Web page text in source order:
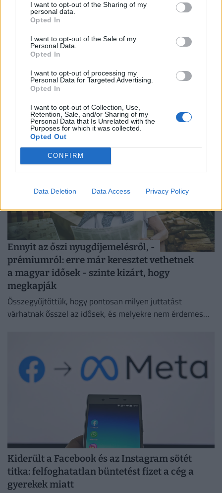
I want to opt-out of the Sharing of my
personal data.
Opted In
I want to opt-out of the Sale of my
Personal Data.
Opted In
I want to opt-out of processing my
Personal Data for Targeted Advertising.
Opted In
I want to opt-out of Collection, Use,
Retention, Sale, and/or Sharing of my
Personal Data that Is Unrelated with the
Purposes for which it was collected.
Opted Out
CONFIRM
Data Deletion Data Access Privacy Policy
Közeleg a döntés napja: holnap elárulják a
három államfőjelölt nevét
A miniszterelnök szerint nem társadalmi egyeztetés
zajlik az államfő kiválasztásáról, hanem ajánlásokat
kértek, és a folyamat a végéhez közeledik.
Ennyit az őszi nyugdíjemelésről, -
prémiumról: erre már keresztet vethetnek
a magyar idősek - szinte kizárt, hogy
megkapják
Összegyűjtöttük, hogy pontosan milyen juttatást
várhatnak ősszel az idősek, és melyekre nem érdemes
Kiderült a Facebook és az Instagram sötét
titka: felfoghatatlan büntetést fizet a cég a
gyerekek miatt